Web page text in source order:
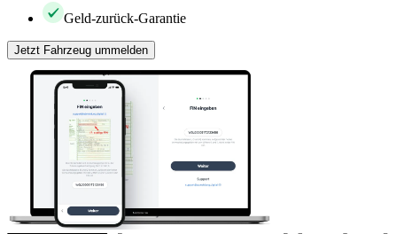
Geld-zurück-Garantie
Jetzt Fahrzeug ummelden